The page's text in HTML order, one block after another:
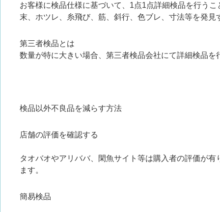
お客様に検品仕様に基づいて、1点1点詳細検品を行うこ
末、ホツレ、糸飛び、筋、斜行、色ブレ、寸法等を発見
第三者検品とは
数量が特に大きい場合、第三者検品会社にて詳細検品を
検品以外不良品を減らす方法
店舗の評価を確認する
タオバオやアリババ、閑魚サイト等は購入者の評価が
ます。
簡易検品